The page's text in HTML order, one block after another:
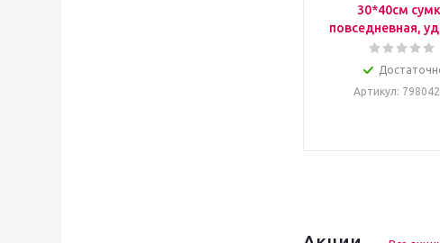
30*40см
повседневная,
Артикул: